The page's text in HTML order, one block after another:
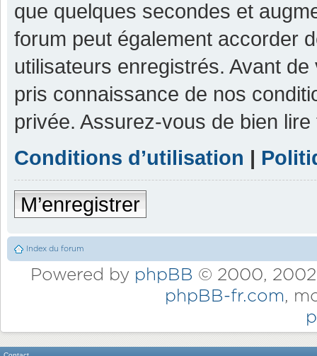
que quelques secondes et
forum peut également accorder
utilisateurs enregistrés. Avant
pris connaissance de nos
privée. Assurez-vous de bien
Conditions d’utilisation |
M’enregistrer
Index du forum
Powered by phpBB © 2000,
phpBB-fr.com,